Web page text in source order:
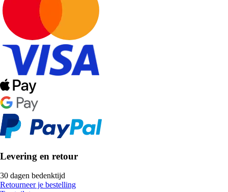
Levering en retour
30 dagen bedenktijd
Retourneer je bestelling